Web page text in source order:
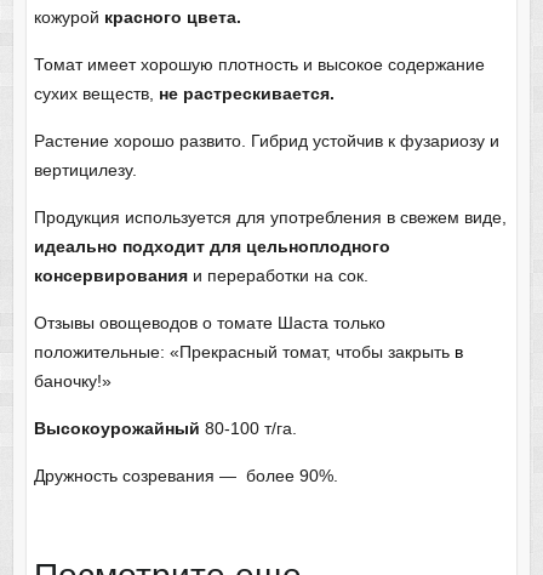
кожурой красного цвета.
Томат имеет хорошую плотность и высокое содержание
сухих веществ, не растрескивается.
Растение хорошо развито. Гибрид устойчив к фузариозу и
вертицилезу.
Продукция используется для употребления в свежем виде,
идеально подходит для цельноплодного
консервированияи переработки на сок.
Отзывы овощеводов о томате Шаста только
положительные: «Прекрасный томат, чтобы закрыть в
баночку!»
Высокоурожайный 80-100 т/га.
Дружность созревания — более 90%.